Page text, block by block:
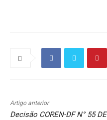
Artigo anterior
Decisão COREN-DF N° 55 DE